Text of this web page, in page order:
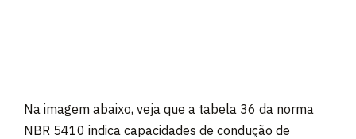
Na imagem abaixo, veja que a tabela 36 da norma
NBR 5410 indica capacidades de condução de